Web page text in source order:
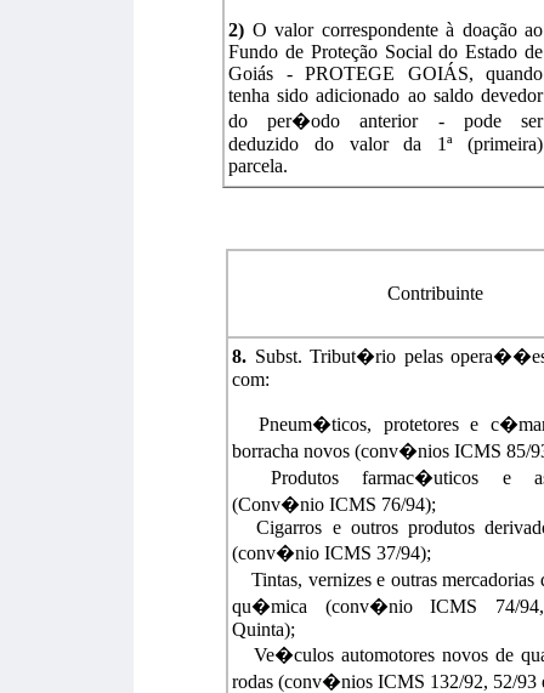
2) O valor correspondente à doação ao
Fundo de Proteção Social do Estado de
Goiás - PROTEGE GOIÁS, quando
tenha sido adicionado ao saldo devedor
do per�odo anterior - pode ser
deduzido do valor da 1ª (primeira)
parcela.
Contribuinte
8. Subst. Tribut�rio pelas
com:
Pneum�ticos, protetores e
borracha novos (conv�nios ICMS 85/
Produtos farmac�uticos e
(Conv�nio ICMS 76/94);
Cigarros e outros produtos
(conv�nio ICMS 37/94);
Tintas, vernizes e outras
qu�mica (conv�nio ICMS 74/
Quinta);
Ve�culos automotores novos de
rodas (conv�nios ICMS 132/92, 52/93